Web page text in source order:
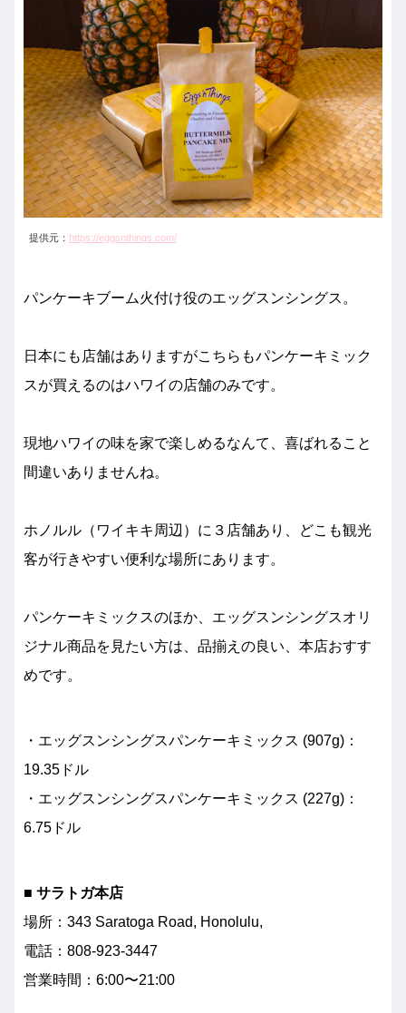
提供元： https://eggsnthings.com/
パンケーキブーム火付け役のエッグスンシングス。
日本にも店舗はありますがこちらもパンケーキミック
スが買えるのはハワイの店舗のみです。
現地ハワイの味を家で楽しめるなんて、喜ばれること
間違いありませんね。
ホノルル（ワイキキ周辺）に３店舗あり、どこも観光
客が行きやすい便利な場所にあります。
パンケーキミックスのほか、エッグスンシングスオリ
ジナル商品を見たい方は、品揃えの良い、本店おすす
めです。
・エッグスンシングスパンケーキミックス (907g)：
19.35ドル
・エッグスンシングスパンケーキミックス (227g)：
6.75ドル
■ サラトガ本店
場所：343 Saratoga Road, Honolulu,
電話：808-923-3447
営業時間：6:00〜21:00